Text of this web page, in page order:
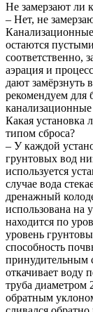
Не замерзают ли
– Нет, не
остаются
соответственно,
аэрация и
дают
рекомендуем для
Какая установка
типом сброса?
– У каждой
грунтовых вод
используется
случае вода
дренажный
использована на
находится по
уровень
способность
принудительным
откачивает воду
труба диаметром
обратным